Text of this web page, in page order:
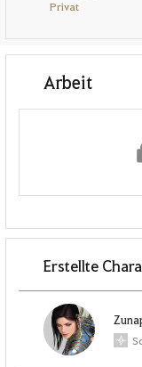
Privat
Arbeit
Erstellte